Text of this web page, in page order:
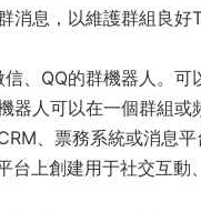
息，以維護群組良好
、QQ的群機器人。
器人可以在一個群組
、票務系統或消息平
上創建用于社交互動